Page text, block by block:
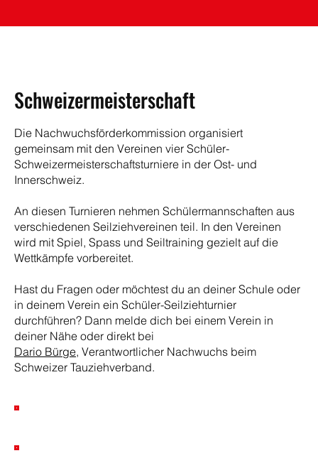
Schweizermeisterschaft
Die Nachwuchsförderkommission organisiert
gemeinsam mit den Vereinen vier Schüler-
Schweizermeisterschaftsturniere in der Ost- und
Innerschweiz.
An diesen Turnieren nehmen Schülermannschaften aus
verschiedenen Seilziehvereinen teil. In den Vereinen
wird mit Spiel, Spass und Seiltraining gezielt auf die
Wettkämpfe vorbereitet.
Hast du Fragen oder möchtest du an deiner Schule oder
in deinem Verein ein Schüler-Seilziehturnier
durchführen? Dann melde dich bei einem Verein in
deiner Nähe oder direkt bei
Dario Bürge, Verantwortlicher Nachwuchs beim
Schweizer Tauziehverband.